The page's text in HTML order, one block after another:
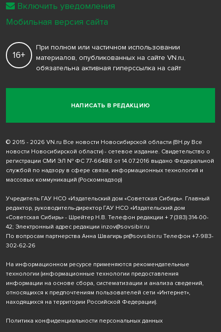
НАПИСАТЬ В РЕДАКЦИЮ
16+
При полном или частичном использовании
материалов, опубликованных на сайте VN.ru,
обязательна активная гиперссылка на сайт
© 2015 - 2026 VN.ru Все новости Новосибирской области (ВН.ру Все
новости Новосибирской области) - сетевое издание. Свидетельство о
регистрации СМИ ЭЛ № ФС 77-66488 от 14.07.2016 выдано Федеральной
службой по надзору в сфере связи, информационных технологий и
массовых коммуникаций (Роскомнадзор)
Учредитель ГАУ НСО «Издательский дом «Советская Сибирь». Главный
редактор, руководитель-директор ГАУ НСО «Издательский дом
«Советская Сибирь» - Шрейтер Н.В. Телефон редакции + 7 (383) 314-00-
42; Электронный адрес редакции inzov@sovsibir.ru
По вопросам партнерства Анна Швагирь pr@sovsibir.ru Телефон +7-983-
302-62-26
На информационном ресурсе применяются рекомендательные
технологии (информационные технологии предоставления
информации на основе сбора, систематизации и анализа сведений,
относящихся к предпочтениям пользователей сети «Интернет»,
находящихся на территории Российской Федерации).
Политика конфиденциальности персональных данных
Включить уведомления
Мобильная версия сайта